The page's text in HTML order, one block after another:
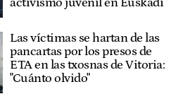
Las víctimas se hartan de las
pancartas por los presos de
ETA en las txosnas de Vitoria:
"Cuánto olvido"